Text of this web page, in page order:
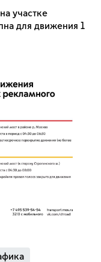
участке
для движения 1